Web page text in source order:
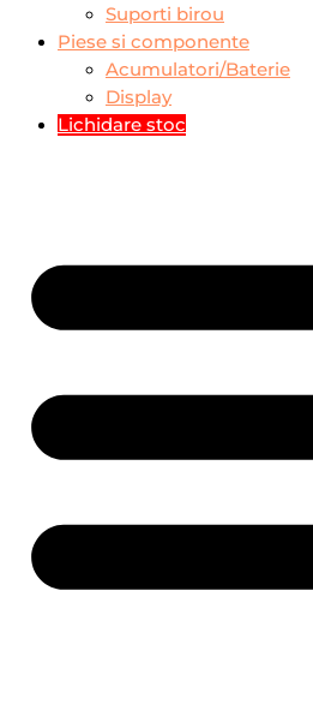
Suporti birou
Piese si componente
Acumulatori/Baterie
Display
Lichidare stoc